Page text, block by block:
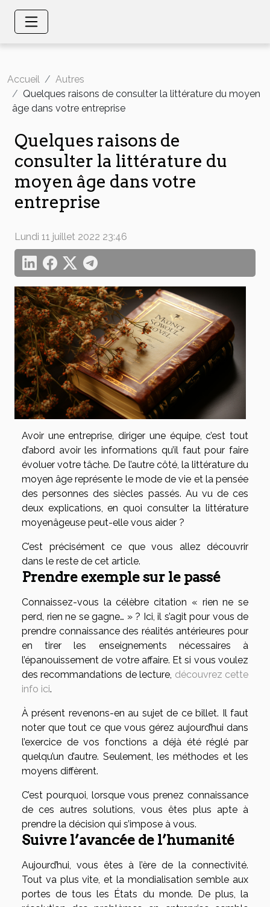
Accueil
Autres
Quelques raisons de consulter la littérature du moyen
âge dans votre entreprise
Quelques raisons de
consulter la littérature du
moyen âge dans votre
entreprise
Lundi 11 juillet 2022 23:46
Avoir une entreprise, diriger une équipe, c’est tout
d’abord avoir les informations qu’il faut pour faire
évoluer votre tâche. De l’autre côté, la littérature du
moyen âge représente le mode de vie et la pensée
des personnes des siècles passés. Au vu de ces
deux explications, en quoi consulter la littérature
moyenâgeuse peut-elle vous aider ?
C’est précisément ce que vous allez découvrir
dans le reste de cet article.
Prendre exemple sur le passé
Connaissez-vous la célèbre citation « rien ne se
perd, rien ne se gagne… » ? Ici, il s’agit pour vous de
prendre connaissance des réalités antérieures pour
en tirer les enseignements nécessaires à
l’épanouissement de votre affaire. Et si vous voulez
des recommandations de lecture, découvrez cette
info ici.
À présent revenons-en au sujet de ce billet. Il faut
noter que tout ce que vous gérez aujourd’hui dans
l’exercice de vos fonctions a déjà été réglé par
quelqu’un d’autre. Seulement, les méthodes et les
moyens diffèrent.
C’est pourquoi, lorsque vous prenez connaissance
de ces autres solutions, vous êtes plus apte à
prendre la décision qui s’impose à vous.
Suivre l’avancée de l’humanité
Aujourd’hui, vous êtes à l’ère de la connectivité.
Tout va plus vite, et la mondialisation semble aux
portes de tous les États du monde. De plus, la